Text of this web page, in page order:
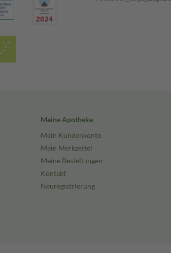
Meine Apotheke
Mein Kundenkonto
Mein Merkzettel
Meine Bestellungen
Kontakt
Neuregistrierung